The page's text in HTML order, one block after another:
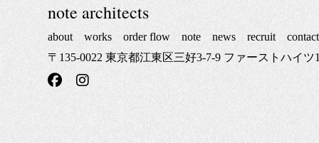
note architects
about works order flow note news recruit
contact
〒135-0022 東京都江東区三好3-7-9 ファーストハイツ